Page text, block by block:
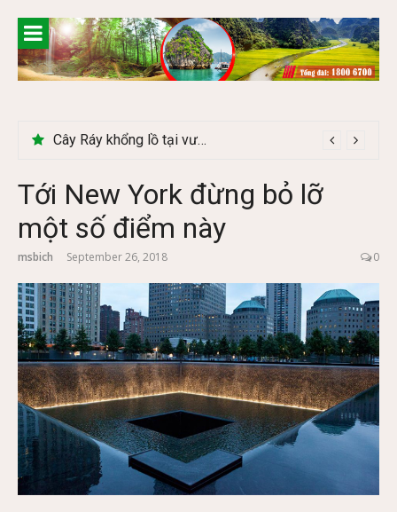
content
Cây Ráy khổng lồ tại vườn Quốc gia Cúc Phương
Tới New York đừng bỏ lỡ
một số điểm này
msbich September 26, 2018 0